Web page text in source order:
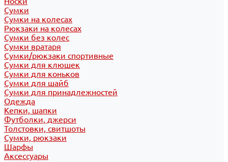
Сумки
Сумки на колесах
Рюкзаки на колесах
Сумки без колес
Сумки вратаря
Сумки/рюкзаки спортивные
Сумки для клюшек
Сумки для коньков
Сумки для шайб
Сумки для принадлежностей
Одежда
Кепки, шапки
Футболки, джерси
Толстовки, свитшоты
Сумки, рюкзаки
Шарфы
Аксессуары